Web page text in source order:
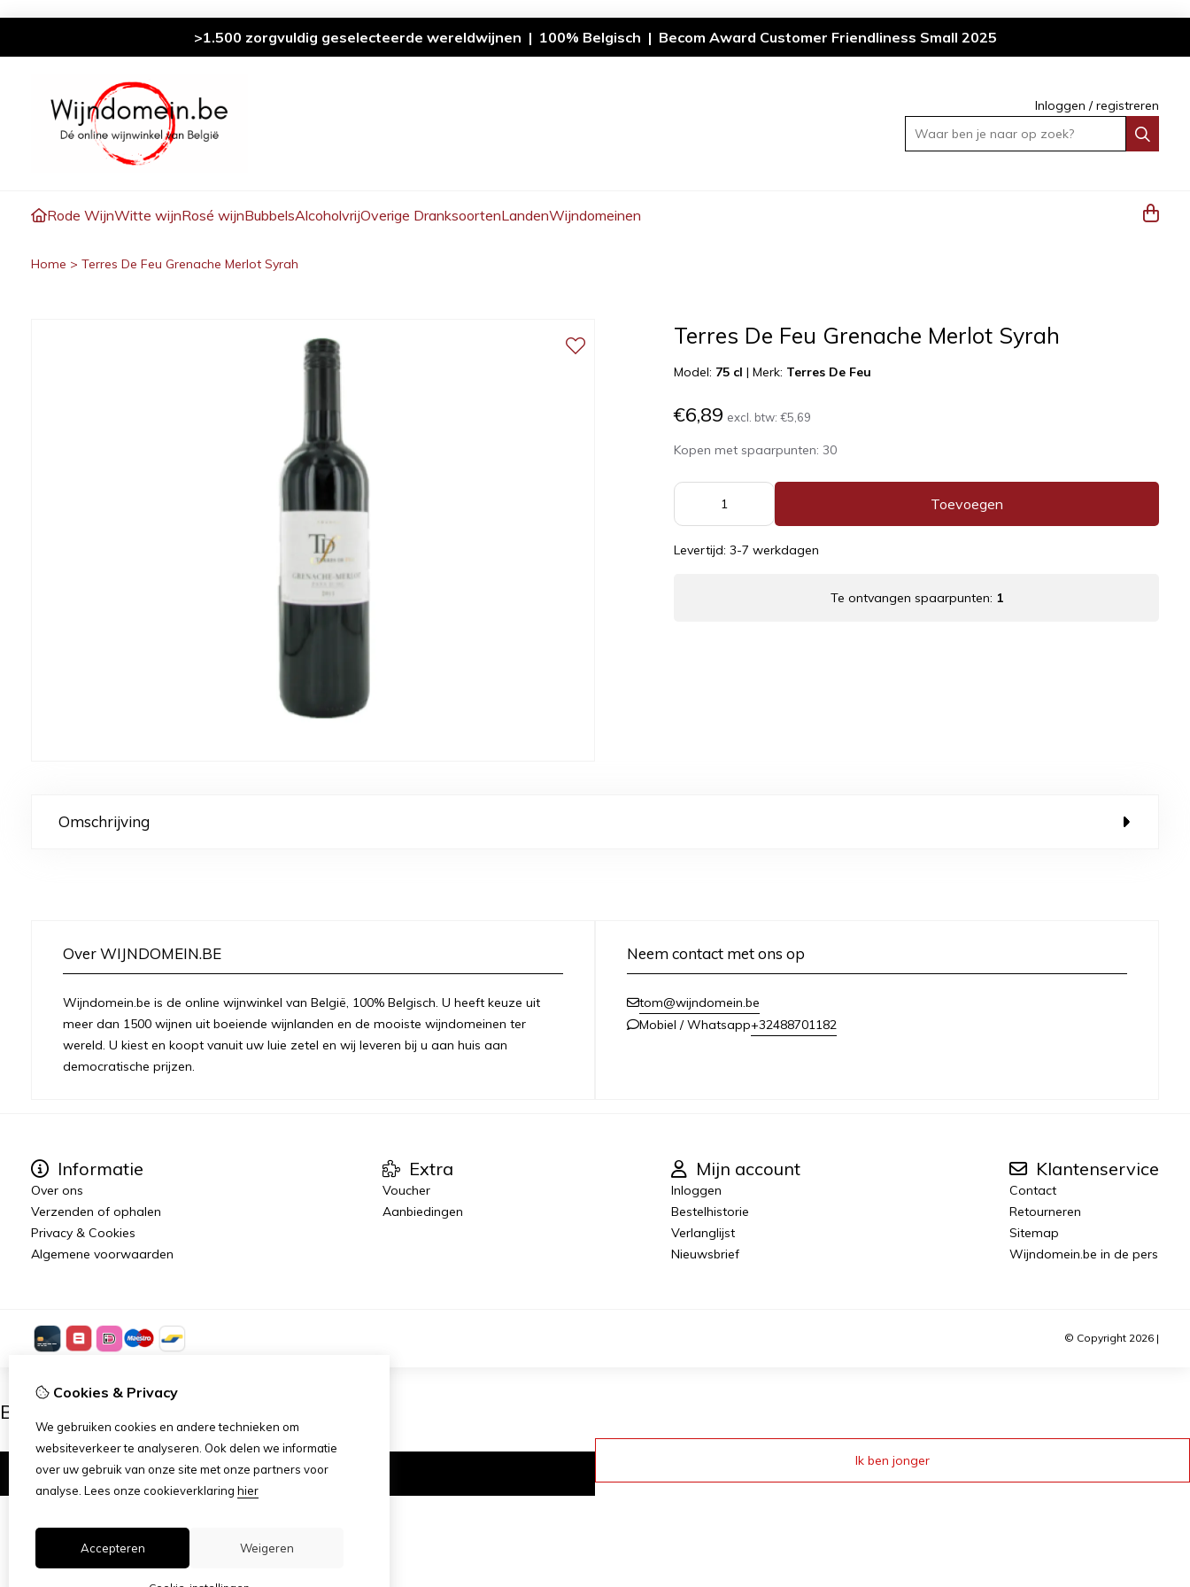
>1.500 zorgvuldig geselecteerde wereldwijnen | 100% Belgisch | Becom Award Customer Friendliness Small 2025
Inloggen /registreren
Waar ben je naar op zoek?
Rode WijnWitte wijnRosé wijnBubbelsAlcoholvrijOverige DranksoortenLandenWijndomeinen
Home > Terres De Feu Grenache Merlot Syrah
Terres De Feu Grenache Merlot Syrah
Model: 75 cl |Merk: Terres De Feu
€6,89 excl. btw:€5,69
Kopen met spaarpunten:30
Toevoegen
Levertijd: 3-7 werkdagen
Te ontvangen spaarpunten: 1
Omschrijving
Over WIJNDOMEIN.BE
Wijndomein.be is de online wijnwinkel van België, 100% Belgisch. U heeft keuze uit
meer dan 1500 wijnen uit boeiende wijnlanden en de mooiste wijndomeinen ter
wereld. U kiest en koopt vanuit uw luie zetel en wij leveren bij u aan huis aan
democratische prijzen.
Neem contact met ons op
tom@wijndomein.be
Mobiel / Whatsapp+32488701182
Informatie
Over ons
Verzenden of ophalen
Privacy & Cookies
Algemene voorwaarden
Extra
Voucher
Aanbiedingen
Mijn account
Inloggen
Bestelhistorie
Verlanglijst
Nieuwsbrief
Klantenservice
Contact
Retourneren
Sitemap
Wijndomein.be in de pers
© Copyright 2026 |
Cookies & Privacy
We gebruiken cookies en andere technieken om
websiteverkeer te analyseren. Ook delen we informatie
over uw gebruik van onze site met onze partners voor
analyse. Lees onze cookieverklaring hier
Accepteren Weigeren
Ben je 18 of ouder?
Ik ben 18+
Ik ben jonger